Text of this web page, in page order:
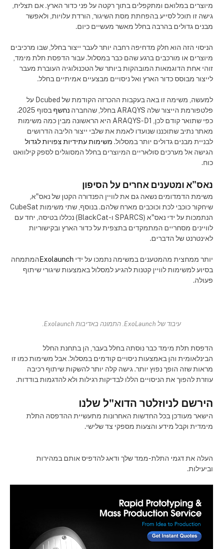
מיוצרים במלואם ומתקפלים בתוך רקטה על פני כדור הארץ. אם תצליח,
גישה זו תוכל לסייע בהפחתת מסת השיגור, הורדת עלויות, ולאפשר
מבנים גדולים בהרבה בחלל מאשר מעשיים כיום.
הניסוי הזה הוא חלק מדחיפה רחבה יותר לעבר ייצור בחלל, שבו מרכיבים
מיוצרים או מורכבים ברגע שהם כבר במסלול. עבור הדפסת תלת מימד,
זוהי אחת הדוגמאות המובהקות ביותר של הטכנולוגיה העוברת מעבר
לייצור מבוסס כדור הארץ ואל ניסויים מבצעיים אמיתיים בחלל.
למעשה, משימה זו באה בעקבות ההכרזה הקודמת של Dcubed על
פלטפורמת הייצור שלה ARAQYS בחלל, שהחברה
נחשף
בסוף 2025.
כפי שתואר קודם לכן, ARAQYS-D1 היא הראשונה מבין כמה משימות
מאתר נתיב שתוכננו שנועדו לאמת את שלבי ייצור הליבה הדרושים
לבניית מבנים גדולים יותר במסלול. משימות עתידיות צפויות לגדול
הגישה אל מערכים סולאריים המיוצרים בחלל המסוגלים לספק קילוואט
כוח.
נאס"א ומטענים אחרים על הסיפון
משימת הדמדומים נשאה גם את לוויין הפנדורה הקטן של נאס"א,
שיחקור כוכבי לכת וכוכבים מארח שלהם. בנוסף, שתי משימות CubeSat
הנתמכות על ידי נאס"א (SPARCS ו-BlackCat) נכללו בטיסה, יחד עם
לוויינים מסחריים המתמקדים בתצפית על כדור הארץ ובקישוריות
לאינטרנט של הדברים.
יותר ממחצית מהמטענים במשימה נתמכו על ידי Exolaunch המתמחה
בסיוע למשימות לוויין קטנות להגיע למסלול באמצעות שיגורי שיתוף
פעולה.
עיבוד של ExoLaunch. התמונה באדיבות Exolaunch.
הדפסת תלת מימד כבר נוסתה בחלל בעבר, הן בתחנת החלל
הבינלאומית והן באמצעות ניסויים קודמים במסלול. אבל משימות כמו זו
מראות שזה הופך נפוץ יותר. גישה קלה יותר להשקות שיתוף רכיבה
עוזרת להפוך את הניסויים הללו לבדיקות רגילות ולא להדגמות בודדות.
הירשם לניוזלטר הדוא"ל שלנו
הישאר מעודכן בכל החדשות האחרונות מתעשיית ההדפסה התלת
מימדית וקבל מידע והצעות מספקי צד שלישי.
העלה את דגמי התלת-ממד שלך ודאג להדפיס אותם במהירות
וביעילות.